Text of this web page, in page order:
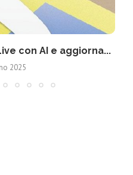
con AI e aggiorna...
2025